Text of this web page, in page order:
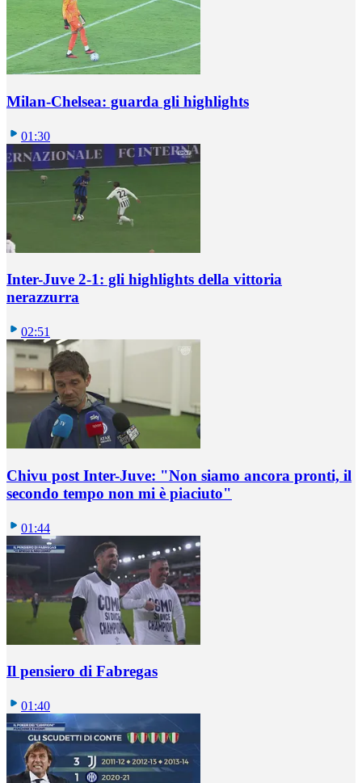
Milan-Chelsea: guarda gli highlights
01:30
Inter-Juve 2-1: gli highlights della vittoria
nerazzurra
02:51
Chivu post Inter-Juve: "Non siamo ancora pronti, il
secondo tempo non mi è piaciuto"
01:44
Il pensiero di Fabregas
01:40